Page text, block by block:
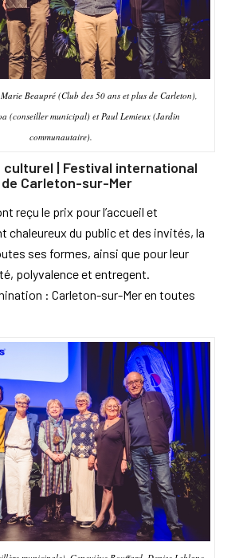
Beaupré (Club des 50 ans et plus de Carleton),
(conseiller municipal) et Paul Lemieux (Jardin
communautaire).
culturel | Festival international
Carleton-sur-Mer
reçu le prix pour l’accueil et
chaleureux du public et des invités, la
ses formes, ainsi que pour leur
polyvalence et entregent.
: Carleton-sur-Mer en toutes